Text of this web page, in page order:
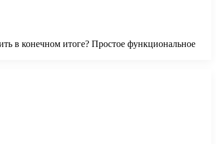
в конечном итоге? Простое функциональное